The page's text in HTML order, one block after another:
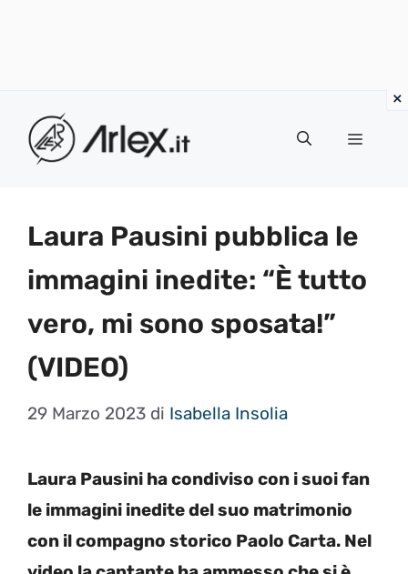
contenuto
Menu
Laura Pausini pubblica le
immagini inedite: “È tutto
vero, mi sono sposata!”
(VIDEO)
29 Marzo 2023 di Isabella Insolia
Laura Pausini ha condiviso con i suoi fan
le immagini inedite del suo matrimonio
con il compagno storico Paolo Carta. Nel